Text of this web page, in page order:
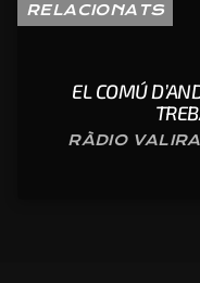
RELACIONATS
EL COMÚ
RÀDIO